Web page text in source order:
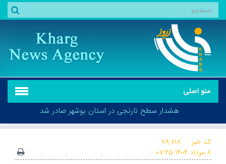
منو اصلی
هشدار سطح نارنجی در استان بوشهر صادر شد
کد خبر :
۷۸,۷۱۸
۸ مرداد ۱۴۰۴
۰۷:۲۵